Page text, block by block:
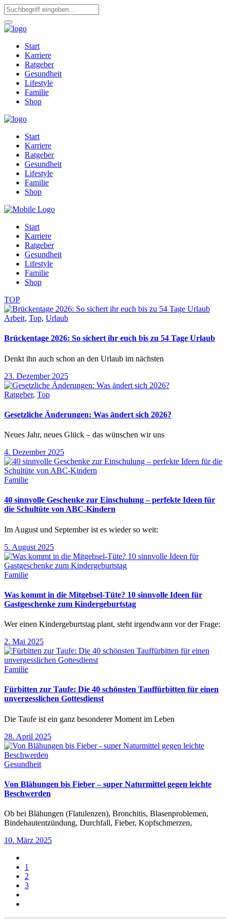
Start
Karriere
Ratgeber
Gesundheit
Lifestyle
Familie
Shop
Start
Karriere
Ratgeber
Gesundheit
Lifestyle
Familie
Shop
Start
Karriere
Ratgeber
Gesundheit
Lifestyle
Familie
Shop
TOP
Arbeit, Top, Urlaub
Brückentage 2026: So sichert ihr euch bis zu 54 Tage Urlaub
Denkt ihn auch schon an den Urlaub im nächsten
23. Dezember 2025
Ratgeber, Top
Gesetzliche Änderungen: Was ändert sich 2026?
Neues Jahr, neues Glück – das wünschen wir uns
4. Dezember 2025
Familie
40 sinnvolle Geschenke zur Einschulung – perfekte Ideen für
die Schultüte von ABC-Kindern
Im August und September ist es wieder so weit:
5. August 2025
Familie
Was kommt in die Mitgebsel-Tüte? 10 sinnvolle Ideen für
Gastgeschenke zum Kindergeburtstag
Wer einen Kindergeburtstag plant, steht irgendwann vor der Frage:
2. Mai 2025
Familie
Fürbitten zur Taufe: Die 40 schönsten Tauffürbitten für einen
unvergesslichen Gottesdienst
Die Taufe ist ein ganz besonderer Moment im Leben
28. April 2025
Gesundheit
Von Blähungen bis Fieber – super Naturmittel gegen leichte
Beschwerden
Ob bei Blähungen (Flatulenzen), Bronchitis, Blasenproblemen,
Bindehautentzündung, Durchfall, Fieber, Kopfschmerzen,
10. März 2025
1
2
3